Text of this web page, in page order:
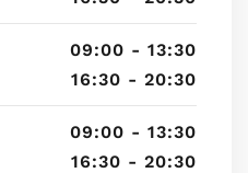
09:00 - 13:30
16:30 - 20:30
09:00 - 13:30
16:30 - 20:30